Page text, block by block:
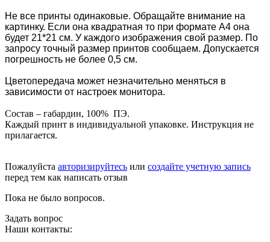
Не все принты одинаковые. Обращайте внимание на
картинку. Если она квадратная то при формате А4 она
будет 21*21 см. У каждого изображения свой размер. По
запросу точный размер принтов сообщаем. Допускается
погрешность не более 0,5 см.
Цветопередача может незначительно меняться в
зависимости от настроек монитора.
Состав – габардин, 100% ПЭ.
Каждый принт в индивидуальной упаковке. Инструкция не
прилагается.
Пожалуйста авторизируйтесь или создайте учетную запись
перед тем как написать отзыв
Пока не было вопросов.
Задать вопрос
Наши контакты: